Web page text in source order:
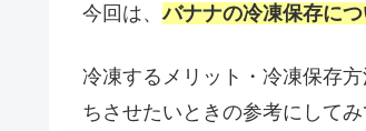
今回は、バナナの冷凍保存に
冷凍するメリット・冷凍保存
ちさせたいときの参考にしてみ